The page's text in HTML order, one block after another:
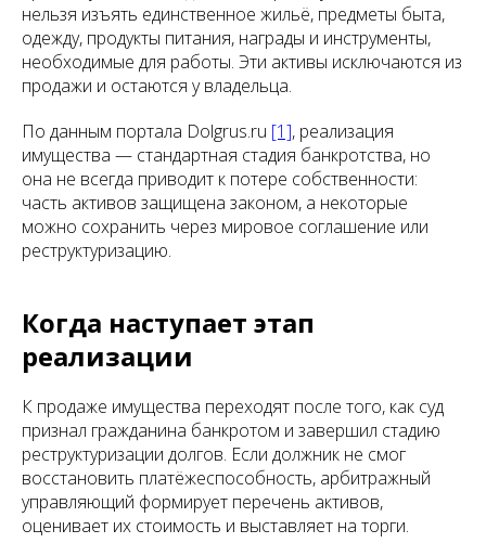
нельзя изъять единственное жильё, предметы быта,
одежду, продукты питания, награды и инструменты,
необходимые для работы. Эти активы исключаются из
продажи и остаются у владельца.
По данным портала Dolgrus.ru [1], реализация
имущества — стандартная стадия банкротства, но
она не всегда приводит к потере собственности:
часть активов защищена законом, а некоторые
можно сохранить через мировое соглашение или
реструктуризацию.
Когда наступает этап
реализации
К продаже имущества переходят после того, как суд
признал гражданина банкротом и завершил стадию
реструктуризации долгов. Если должник не смог
восстановить платёжеспособность, арбитражный
управляющий формирует перечень активов,
оценивает их стоимость и выставляет на торги.